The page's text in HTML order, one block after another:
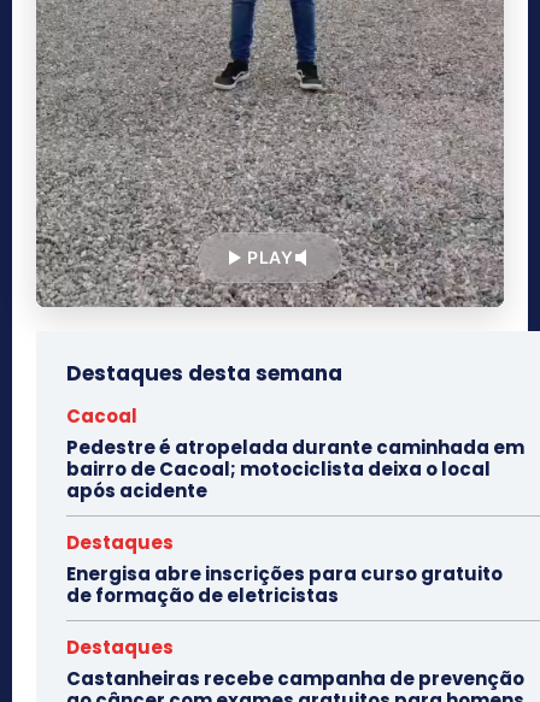
PLAY
Destaques desta semana
Cacoal
Pedestre é atropelada durante caminhada em
bairro de Cacoal; motociclista deixa o local
após acidente
Destaques
Energisa abre inscrições para curso gratuito
de formação de eletricistas
Destaques
Castanheiras recebe campanha de prevenção